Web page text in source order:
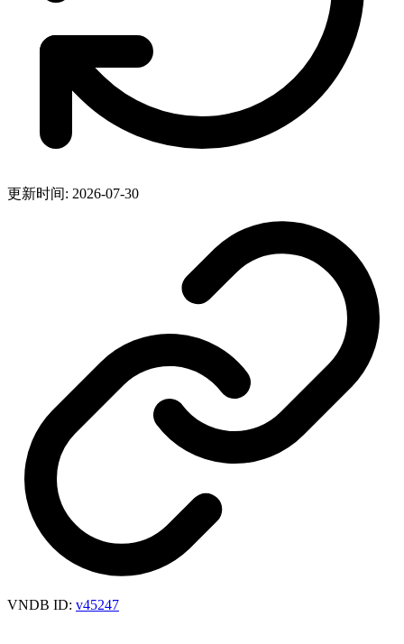
更新时间: 2026-07-30
VNDB ID: v45247